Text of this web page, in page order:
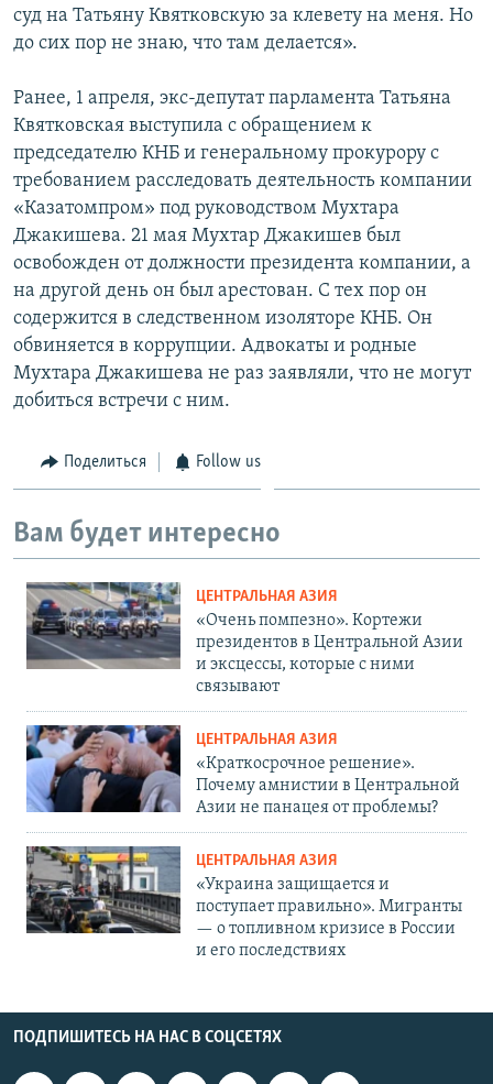
суд на Татьяну Квятковскую за клевету на меня. Но
до сих пор не знаю, что там делается».
Ранее, 1 апреля, экс-депутат парламента Татьяна
Квятковская выступила с обращением к
председателю КНБ и генеральному прокурору с
требованием расследовать деятельность компании
«Казатомпром» под руководством Мухтара
Джакишева. 21 мая Мухтар Джакишев был
освобожден от должности президента компании, а
на другой день он был арестован. С тех пор он
содержится в следственном изоляторе КНБ. Он
обвиняется в коррупции. Адвокаты и родные
Мухтара Джакишева не раз заявляли, что не могут
добиться встречи с ним.
Поделиться Follow us
Вам будет интересно
ЦЕНТРАЛЬНАЯ АЗИЯ
«Очень помпезно». Кортежи
президентов в Центральной Азии
и эксцессы, которые с ними
связывают
ЦЕНТРАЛЬНАЯ АЗИЯ
«Краткосрочное решение».
Почему амнистии в Центральной
Азии не панацея от проблемы?
ЦЕНТРАЛЬНАЯ АЗИЯ
«Украина защищается и
поступает правильно». Мигранты
— о топливном кризисе в России
и его последствиях
ПОДПИШИТЕСЬ НА НАС В СОЦСЕТЯХ